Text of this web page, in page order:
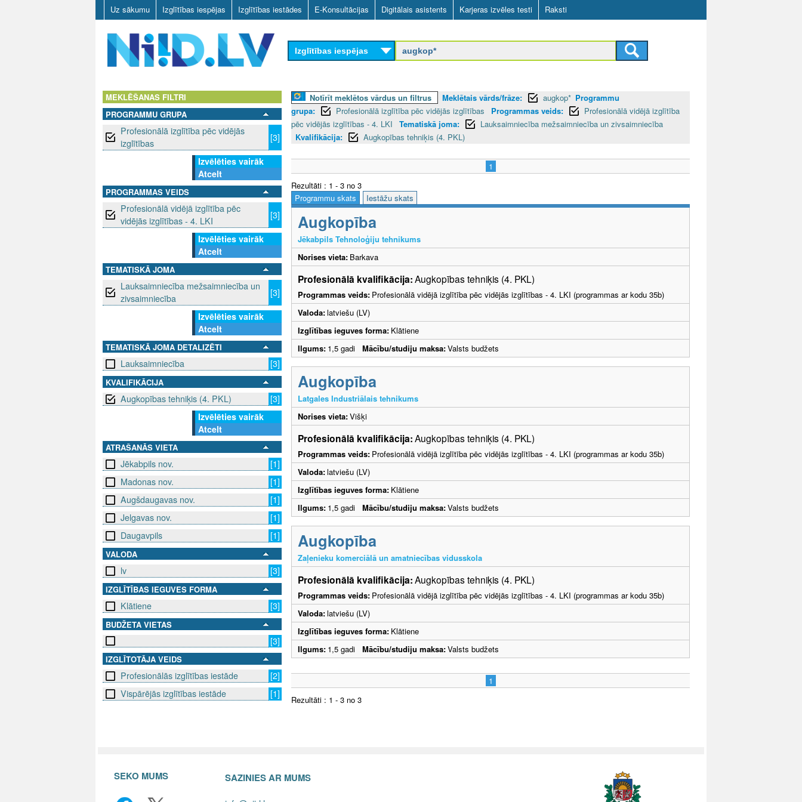
Skip
to
main
content
Uz sākumu Izglītības iespējas Izglītības iestādes E-Konsultācijas Digitālais asistents Karjeras izvēles testi Raksti
D
L
Izglītības iespējas
MEKLĒŠANAS FILTRI
PROGRAMMU GRUPA
Profesionālā izglītība pēc vidējās
izglītības
[3]
Izvēlēties vairāk
Atcelt
PROGRAMMAS VEIDS
Profesionālā vidējā izglītība pēc
vidējās izglītības - 4. LKI
[3]
Izvēlēties vairāk
Atcelt
TEMATISKĀ JOMA
Lauksaimniecība mežsaimniecība un
zivsaimniecība
[3]
Izvēlēties vairāk
Atcelt
TEMATISKĀ JOMA DETALIZĒTI
Lauksaimniecība [3]
KVALIFIKĀCIJA
Augkopības tehniķis (4. PKL)
[3]
Izvēlēties vairāk
Atcelt
ATRAŠANĀS VIETA
Jēkabpils nov.
[1]
Madonas nov.
[1]
Augšdaugavas nov.
[1]
Jelgavas nov.
[1]
Daugavpils
[1]
VALODA
lv [3]
IZGLĪTĪBAS IEGUVES FORMA
Klātiene [3]
BUDŽETA VIETAS
[3]
IZGLĪTOTĀJA VEIDS
Profesionālās izglītības iestāde
[2]
Vispārējās izglītības iestāde
[1]
Notīrīt meklētos vārdus un filtrus Meklētais vārds/frāze: augkop* Programmu
grupa:
Profesionālā izglītība pēc vidējās izglītības Programmas veids:
Profesionālā vidējā izglītība
pēc vidējās izglītības - 4. LKI
Tematiskā joma:
Lauksaimniecība mežsaimniecība un zivsaimniecība
Kvalifikācija:
Augkopības tehniķis (4. PKL)
1
Rezultāti : 1 - 3 no 3
Programmu skats
Iestāžu skats
Augkopība
Jēkabpils Tehnoloģiju tehnikums
Norises vieta: Barkava
Profesionālā kvalifikācija:Augkopības tehniķis (4. PKL)
Programmas veids: Profesionālā vidējā izglītība pēc vidējās izglītības - 4. LKI (programmas ar kodu 35b)
Valoda:latviešu (LV)
Izglītības ieguves forma: Klātiene
Ilgums: 1,5 gadi Mācību/studiju maksa:Valsts budžets
Augkopība
Latgales Industriālais tehnikums
Norises vieta:Višķi
Profesionālā kvalifikācija:Augkopības tehniķis (4. PKL)
Programmas veids: Profesionālā vidējā izglītība pēc vidējās izglītības - 4. LKI (programmas ar kodu 35b)
Valoda:latviešu (LV)
Izglītības ieguves forma: Klātiene
Ilgums: 1,5 gadi Mācību/studiju maksa:Valsts budžets
Augkopība
Zaļenieku komerciālā un amatniecības vidusskola
Profesionālā kvalifikācija:Augkopības tehniķis (4. PKL)
Programmas veids: Profesionālā vidējā izglītība pēc vidējās izglītības - 4. LKI (programmas ar kodu 35b)
Valoda:latviešu (LV)
Izglītības ieguves forma: Klātiene
Ilgums: 1,5 gadi Mācību/studiju maksa:Valsts budžets
1
Rezultāti : 1 - 3 no 3
SEKO MUMS SAZINIES AR MUMS